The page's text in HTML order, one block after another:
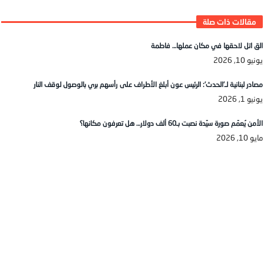
الق اتل لاحقها في مكان عملها… فاطمة
يونيو 10, 2026
مصادر لبنانية لـ’الحدث’: الرئيس عون أبلغ الأطراف على رأسهم بري بالوصول لوقف النار
يونيو 1, 2026
الأمن يُعمّم صورة سيّدة نصبت بـ60 ألف دولار… هل تعرفون مكانها؟
مايو 10, 2026